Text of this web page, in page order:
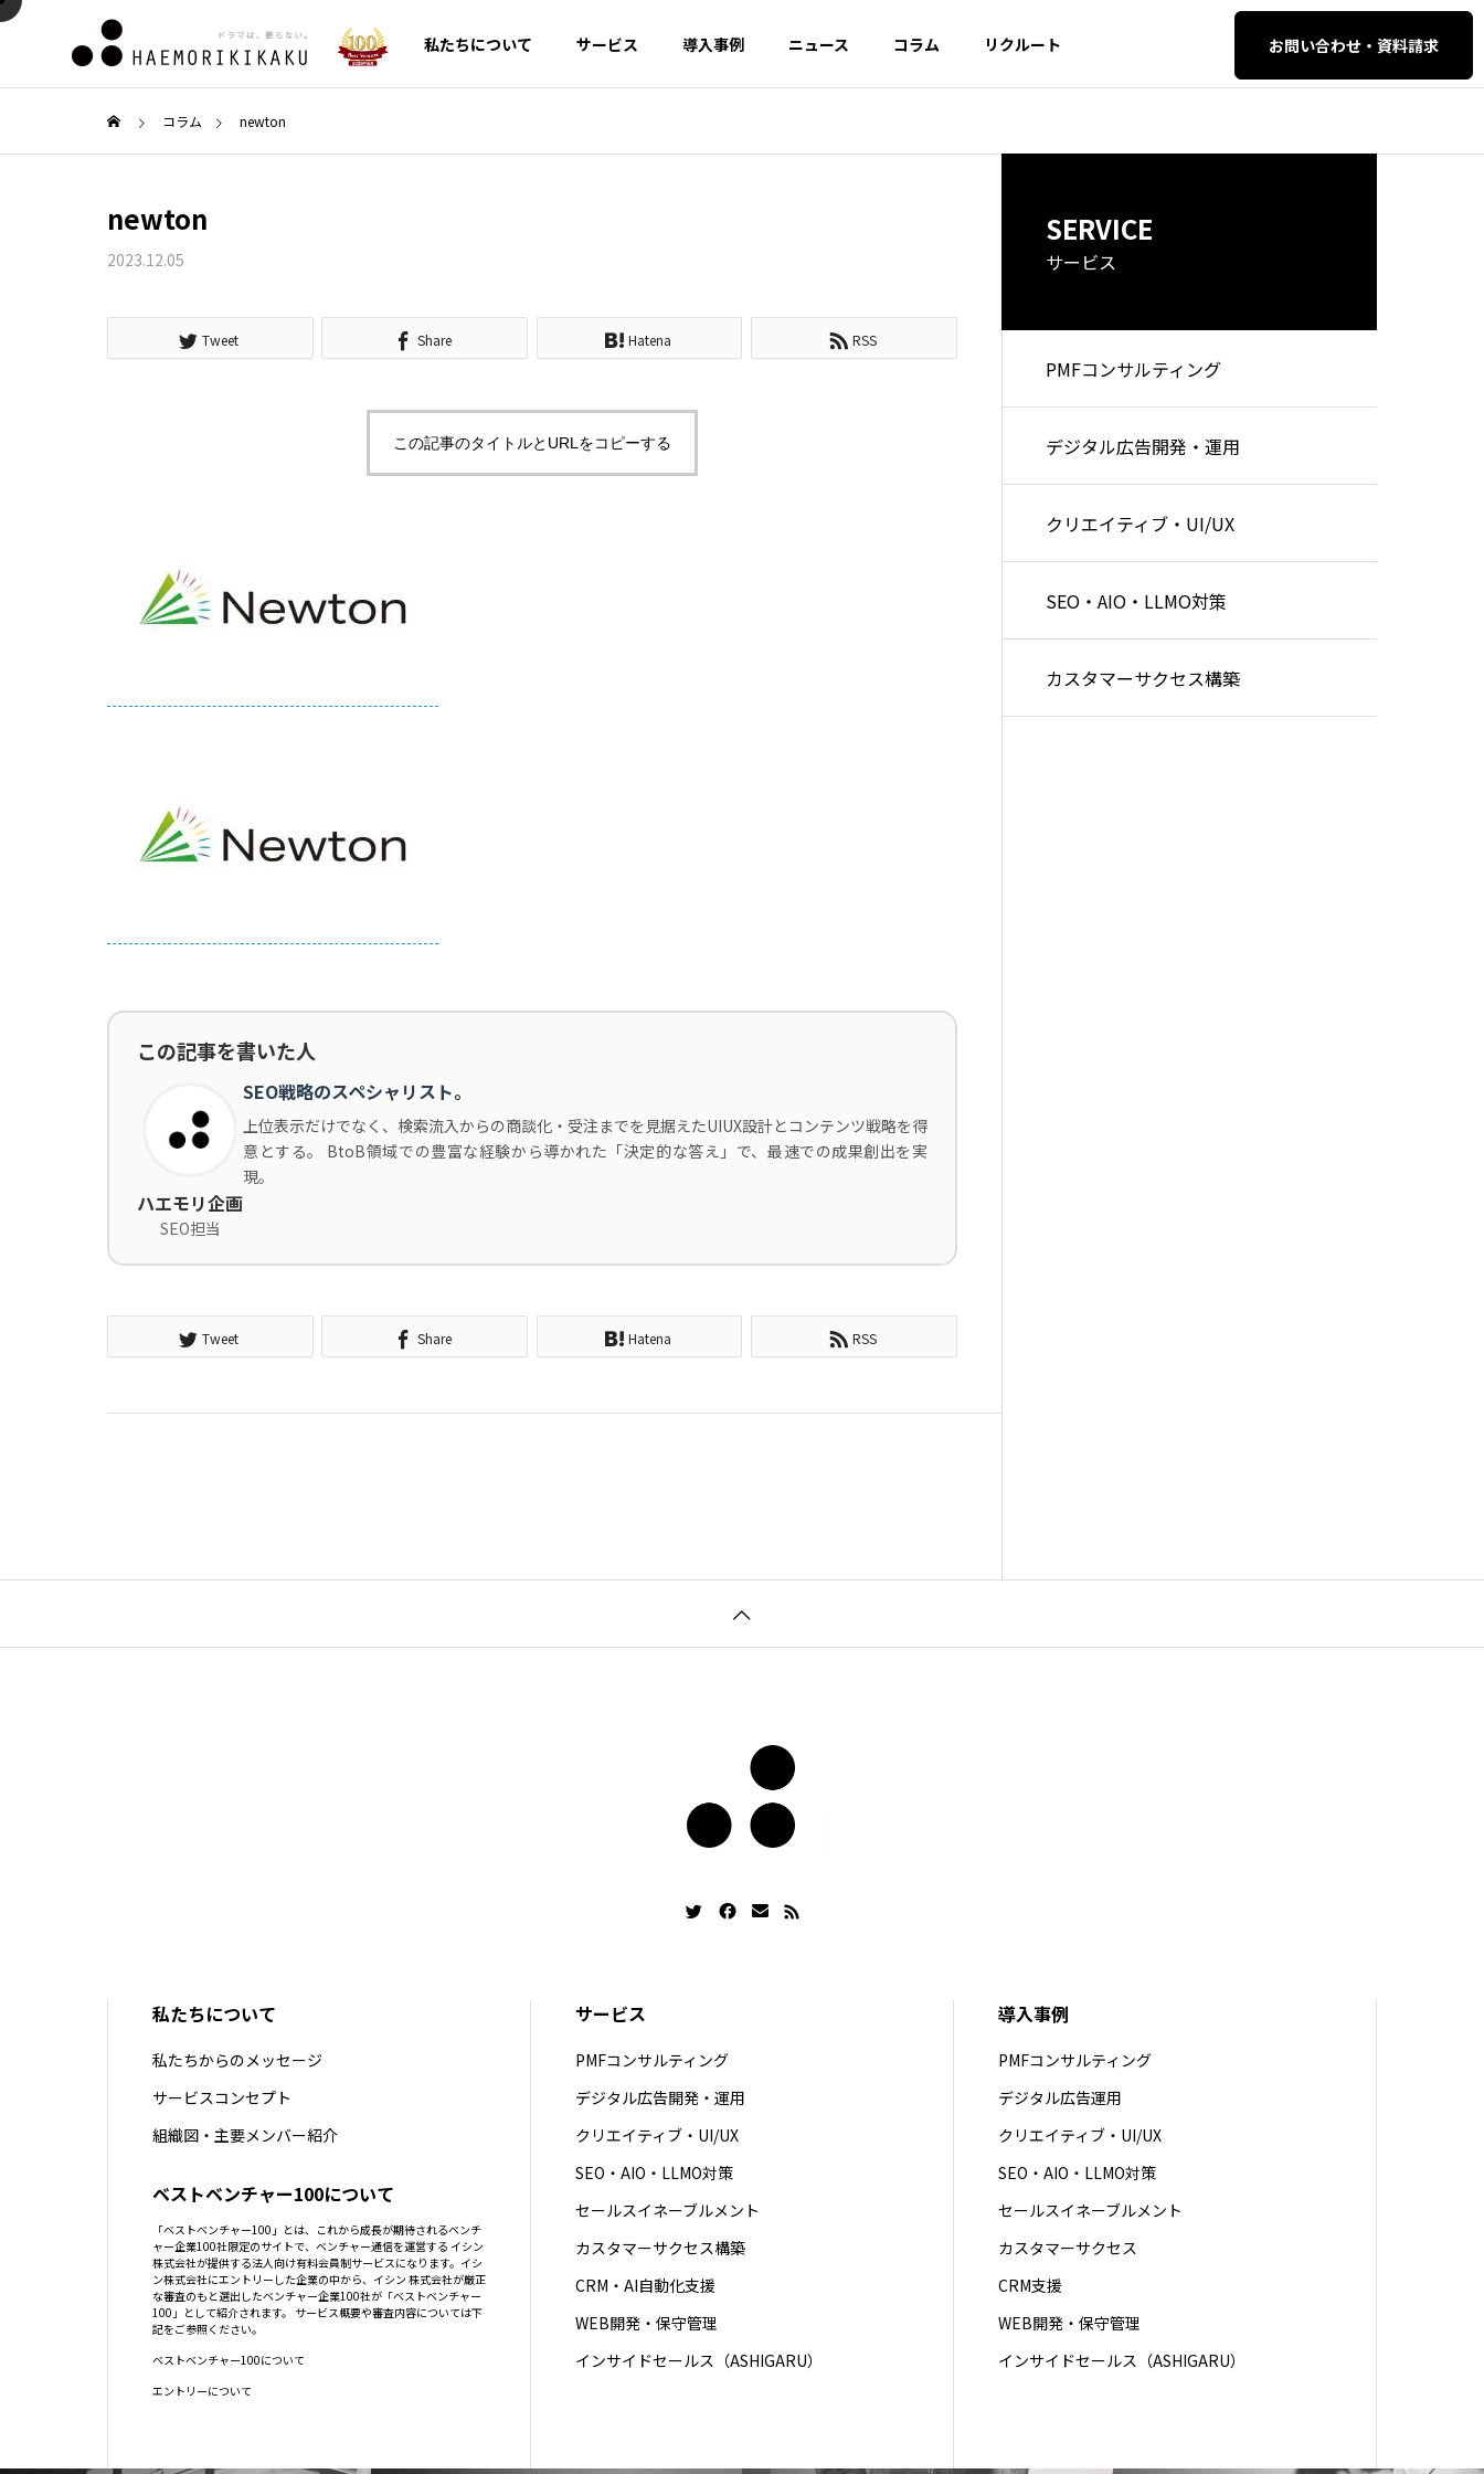
私たちについて サービス 導入事例 ニュース コラム リクルート
サービス一覧
クリエイティブ・
セールスイネーブ
ルメント
カスタマーサクセ
ス
CRM・AI自動化支
WEB開発・保守管
COLUMN
化施策
セマンティック検索とは？仕
今後のSEO・AI対策を徹底解
説
検索エンジン
お問い合わせ・資料請求
コラム newton
newton
2023.12.05
Tweet Share Hatena RSS
この記事のタイトルとURLをコピーする
この記事を書いた人
ハエモリ企画
SEO担当
SEO戦略のスペシャリスト。
上位表示だけでなく、検索流入からの商談化・受注までを見据えたUIUX設計とコンテンツ戦略を得
意とする。 BtoB領域での豊富な経験から導かれた「決定的な答え」で、最速での成果創出を実
現。
Tweet Share Hatena RSS
SERVICE
サービス
PMFコンサルティング
デジタル広告開発・運用
クリエイティブ・UI/UX
SEO・AIO・LLMO対策
カスタマーサクセス構築
私たちについて
私たちからのメッセージ
サービスコンセプト
組織図・主要メンバー紹介
ベストベンチャー100について
「ベストベンチャー100」とは、これから成長が期待されるベンチ
ャー企業100社限定のサイトで、ベンチャー通信を運営する イシン
株式会社が提供する法人向け有料会員制サービスになります。イシ
ン株式会社にエントリーした企業の中から、イシン 株式会社が厳正
な審査のもと選出したベンチャー企業100社が「ベストベンチャー
100」として紹介されます。 サービス概要や審査内容については下
記をご参照ください。
ベストベンチャー100について
エントリーについて
サービス
PMFコンサルティング
デジタル広告開発・運用
クリエイティブ・UI/UX
SEO・AIO・LLMO対策
セールスイネーブルメント
カスタマーサクセス構築
CRM・AI自動化支援
WEB開発・保守管理
インサイドセールス（ASHIGARU）
導入事例
PMFコンサルティング
デジタル広告運用
クリエイティブ・UI/UX
SEO・AIO・LLMO対策
セールスイネーブルメント
カスタマーサクセス
CRM支援
WEB開発・保守管理
インサイドセールス（ASHIGARU）